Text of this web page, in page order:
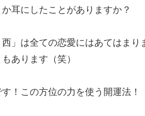
耳にしたことがありますか？
」は全ての恋愛にはあてはまり
あります（笑）
！この方位の力を使う開運法！